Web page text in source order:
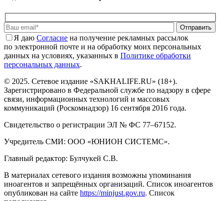
Отправить
Я даю Cогласие на получение рекламных рассылок
по электронной почте и на обработку моих персональных
данных на условиях, указанных в Политике обработки
персональных данных.
© 2025. Сетевое издание «SAKHALIFE.RU» (18+).
Зарегистрировано в Федеральной службе по надзору в сфере
связи, информационных технологий и массовых
коммуникаций (Роскомнадзор) 16 сентября 2016 года.
Свидетельство о регистрации ЭЛ № ФС 77–67152.
Учредитель СМИ: ООО «ЮНИОН СИСТЕМС».
Главный редактор: Булчукей С.В.
В материалах сетевого издания возможны упоминания
иноагентов и запрещённых организаций. Список иноагентов
опубликован на сайте https://minjust.gov.ru. Список